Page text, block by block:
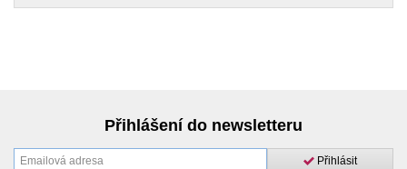
Přihlášení do newsletteru
Přihlásit